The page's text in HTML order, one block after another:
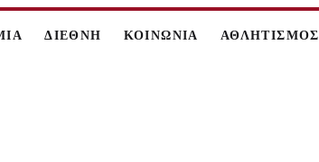
ΔΙΕΘΝΗ ΚΟΙΝΩΝΙΑ ΑΘΛΗΤΙΣΜΟΣ